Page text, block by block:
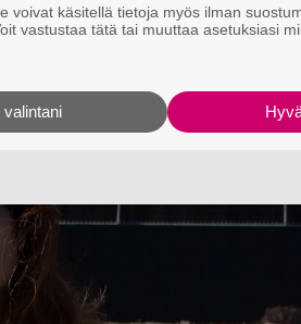
myös teatterissa.
Alla kuvat.
voivat käsitellä tietoja myös ilman
vastustaa tätä tai muuttaa asetuksiasi